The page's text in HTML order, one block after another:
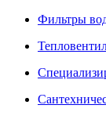
Фильтры